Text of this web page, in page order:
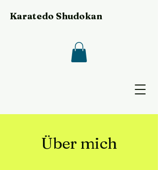
Karatedo Shudokan
Über mich